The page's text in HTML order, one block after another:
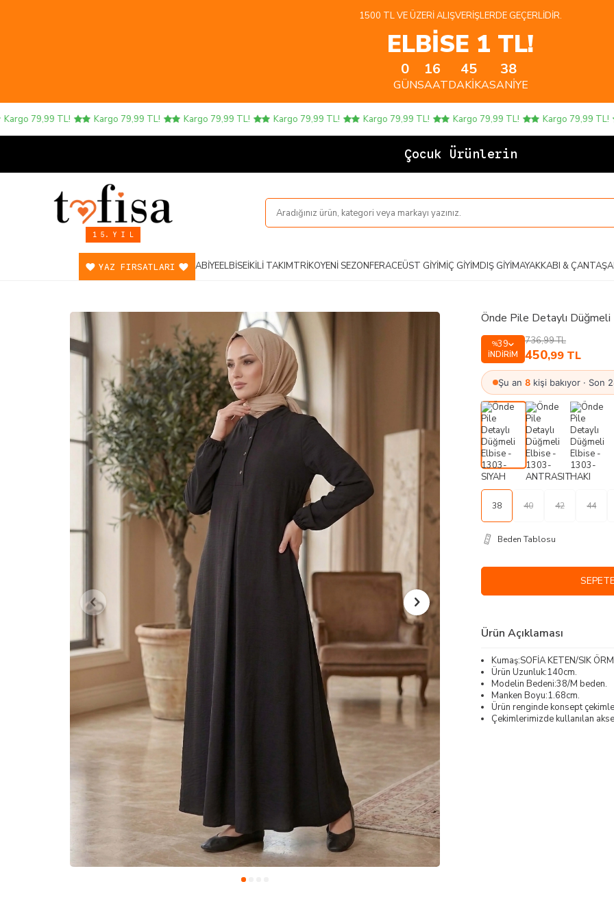
1500 TL VE ÜZERI ALIŞVERIŞLERDE GEÇERLIDIR.
ELBİSE 1 TL!
0
GÜN
16
SAAT
45
DAKIKA
37
SANIYE
79,99 TL! Kargo 79,99 TL! Kargo 79,99 TL! Kargo 79,99 TL! Kargo 79,99 TL! Kargo 79,99 TL! Kargo 79,99 TL!
Çocuk Ürünlerinde 4 A
1 5. Y I L
YAZ FIRSATLARI ABIYEELBISEİKILI TAKIMTRIKOYENI SEZONFERACEÜST GIYIMİÇ GIYIMDIŞ GIYIMAYAKKABI & ÇANTA
Önde Pile Detaylı
%39
İNDIRIM
736,99TL
450,99 TL
Şu an 8 kişi bakıyor · Son
38 40 42 44
Beden Tablosu
Ürün Açıklaması
Kumaş:SOFİA KETEN/SIK
Ürün Uzunluk:140cm.
Modelin Bedeni:38/M beden.
Manken Boyu:1.68cm.
Ürün renginde konsept
Çekimlerimizde kullanılan